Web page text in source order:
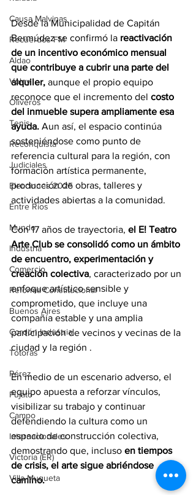
Causa Malvinas
Recuerdos FM
Aldao
Voley
Oliveros
Tenis
Reconquista
Judiciales
Elecciones 2025
Entre Ríos
Mundo
Industria
Comercio
Reforma Constitucional
Buenos Aires
Cordón Industrial
Totoras
Pérez
Pujato
Campo
Internacionales
Victoria (ER)
Villa Mugueta
Desde la Municipalidad de Capitán
Bermúdez se confirmó la reactivación
de un incentivo económico mensual
que contribuye a cubrir una parte del
alquiler, aunque el propio equipo
reconoce que el incremento del costo
del inmueble supera ampliamente esa
ayuda. Aun así, el espacio continúa
sosteniéndose como punto de
referencia cultural para la región, con
formación artística permanente,
producción de obras, talleres y
actividades abiertas a la comunidad.
Con 17 años de trayectoria, el E! Teatro
Arte Club se consolidó como un ámbito
de encuentro, experimentación y
creación colectiva, caracterizado por un
enfoque artístico sensible y
comprometido, que incluye una
compañía estable y una amplia
participación de vecinos y vecinas de la
ciudad y la región .
En medio de un escenario adverso, el
equipo apuesta a reforzar vínculos,
visibilizar su trabajo y continuar
defendiendo la cultura como un
espacio de construcción colectiva,
demostrando que, incluso en tiempos
de crisis, el arte sigue abriéndose
camino.